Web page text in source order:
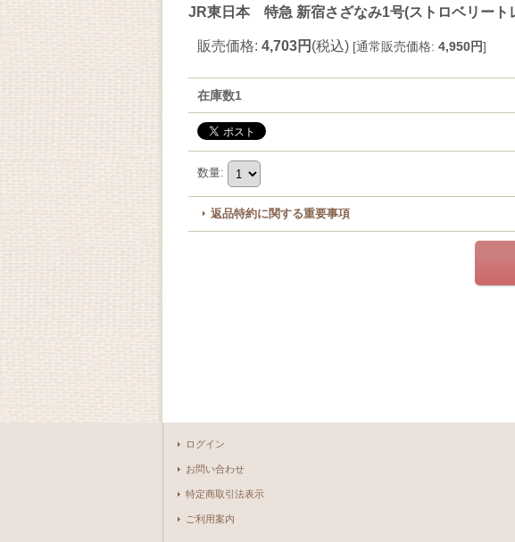
JR東日本 特急 新宿さざなみ1号(ストロベリー
販売価格: 4,703円 (税込) [通常販売価格: 4,950円]
在庫数1
数量:
返品特約に関する重要事項
ログイン
お問い合わせ
特定商取引法表示
ご利用案内